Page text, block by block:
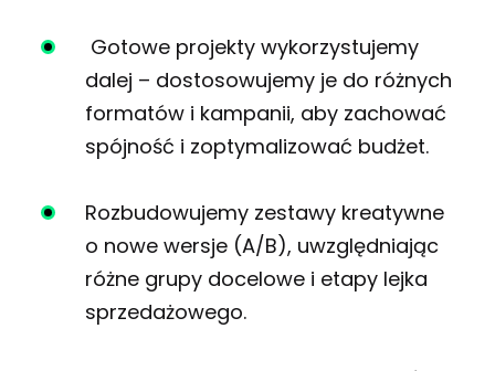
Gotowe projekty wykorzystujemy
dalej – dostosowujemy je do różnych
formatów i kampanii, aby zachować
spójność i zoptymalizować budżet.
Rozbudowujemy zestawy kreatywne
o nowe wersje (A/B), uwzględniając
różne grupy docelowe i etapy lejka
sprzedażowego.